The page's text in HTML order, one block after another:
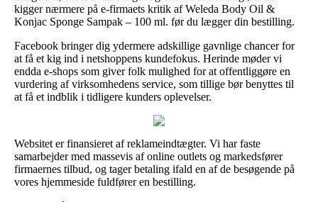
kigger nærmere på e-firmaets kritik af Weleda Body Oil &
Konjac Sponge Sampak – 100 ml. før du lægger din bestilling.
Facebook bringer dig ydermere adskillige gavnlige chancer for
at få et kig ind i netshoppens kundefokus. Herinde møder vi
endda e-shops som giver folk mulighed for at offentliggøre en
vurdering af virksomhedens service, som tillige bør benyttes til
at få et indblik i tidligere kunders oplevelser.
Websitet er finansieret af reklameindtægter. Vi har faste
samarbejder med massevis af online outlets og markedsfører
firmaernes tilbud, og tager betaling ifald en af de besøgende på
vores hjemmeside fuldfører en bestilling.